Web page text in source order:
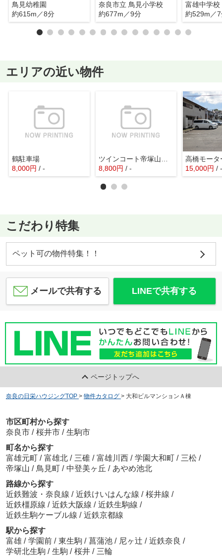
鳥見幼稚園
約615m／8分
奈良市立 鳥見小学校
約677m／9分
富雄中学校
約529m／
エリアの近い物件
鶴駐車場
8,000円 / -
8,800円 / -
高橋モータ
15,000円 / -
こだわり特集
ペット可の物件特集！！
メールで共有する LINEで共有する
ページトップへ
奈良の日栄ハウジングTOP > 物件カタログ > 大和ビルマンションＡ棟
市区町村から探す
奈良市 / 桜井市 / 生駒市
町名から探す
富雄元町 / 富雄北 / 三碓 / 富雄川西 / 学園大和町 / 三松 /
帝塚山 / 鳥見町 / 中登美ヶ丘 / あやめ池北
路線から探す
近鉄難波・奈良線 / 近鉄けいはんな線 / 桜井線 /
近鉄橿原線 / 近鉄大阪線 / 近鉄生駒線 /
近鉄生駒ケーブル線 / 近鉄京都線
駅から探す
富雄 / 学園前 / 東生駒 / 菖蒲池 / 尼ヶ辻 / 近鉄奈良 /
学研北生駒 / 生駒 / 桜井 / 三輪